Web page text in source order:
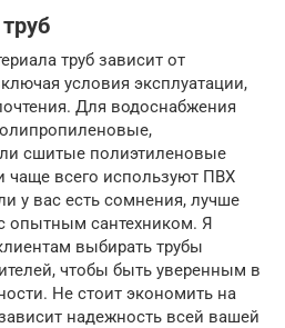
труб зависит от
условия эксплуатации,
Для водоснабжения
сшитые полиэтиленовые
чаще всего используют ПВХ
у вас есть сомнения, лучше
опытным сантехником. Я
выбирать трубы
чтобы быть уверенным в
Не стоит экономить на
зависит надежность всей вашей